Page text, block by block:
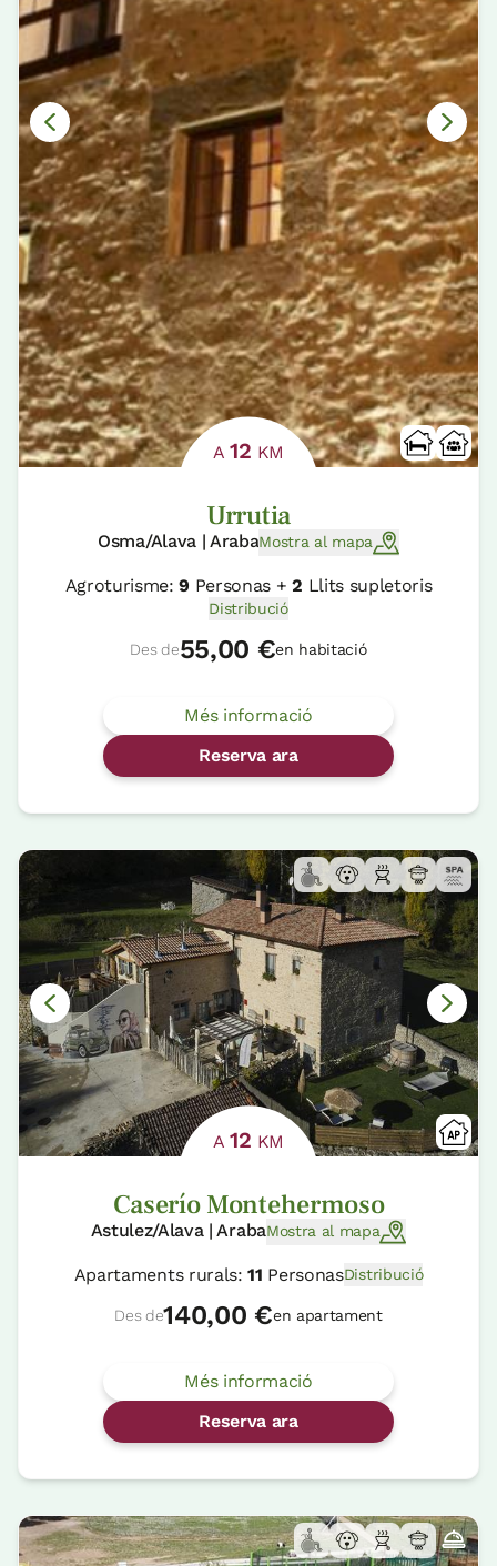
A12 KM
Urrutia
Osma/Alava | ArabaMostra al mapa
Agroturisme:9 Personas +2 Llits supletoris
Distribució
Des de55,00 €en habitació
Més informació
Reserva ara
A12 KM
Caserío Montehermoso
Astulez/Alava | ArabaMostra al mapa
Apartaments rurals:11 PersonasDistribució
Des de140,00 €en apartament
Més informació
Reserva ara